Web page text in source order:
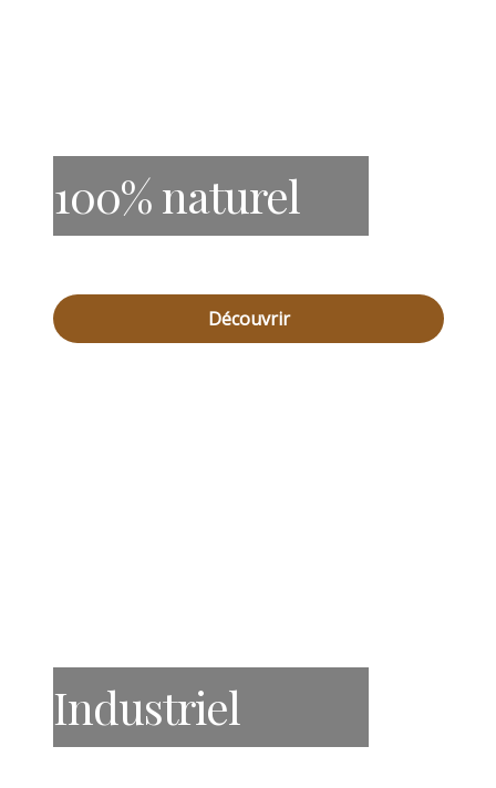
100% naturel
Découvrir
Industriel